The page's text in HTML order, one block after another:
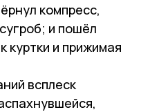
компресс,
и пошёл
куртки и прижимая
всплеск